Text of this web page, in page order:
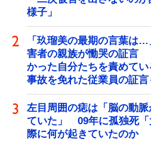
様子」
「玖瑠美の最期の言葉
害者の親族が慟哭の証言
かった自分たちを責めて
事故を免れた従業員の証言
左目周囲の痣は「脳の動
ていた」 09年に孤独死「
際に何が起きていたのか